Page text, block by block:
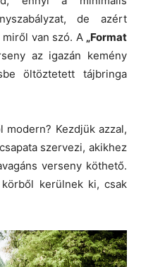
de azért
van szó. A „Format
az igazán kemény
öltöztetett tájbringa
Kezdjük azzal,
szervezi, akikhez
verseny köthető.
kerülnek ki, csak